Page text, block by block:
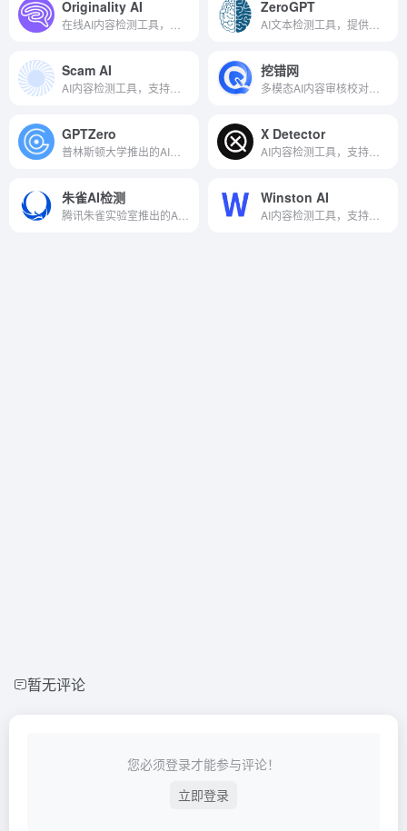
Originality AI ZeroGPT
Scam AI 挖错网
GPTZero X Detector
朱雀AI检测 Winston AI
暂无评论
您必须登录才能参与评论！
立即登录